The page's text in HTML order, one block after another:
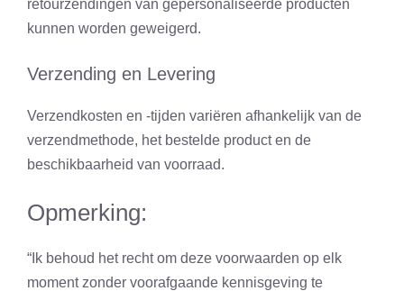
retourzendingen van gepersonaliseerde producten
kunnen worden geweigerd.
Verzending en Levering
Verzendkosten en -tijden variëren afhankelijk van de
verzendmethode, het bestelde product en de
beschikbaarheid van voorraad.
Opmerking:
“Ik behoud het recht om deze voorwaarden op elk
moment zonder voorafgaande kennisgeving te